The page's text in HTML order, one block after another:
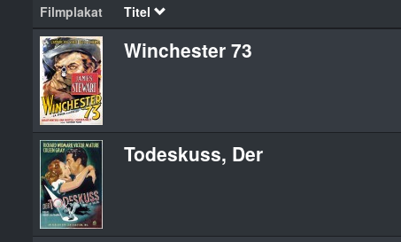
Filmplakat Titel
Winchester 73
Todeskuss, Der